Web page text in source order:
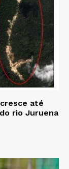
até
rio Juruena